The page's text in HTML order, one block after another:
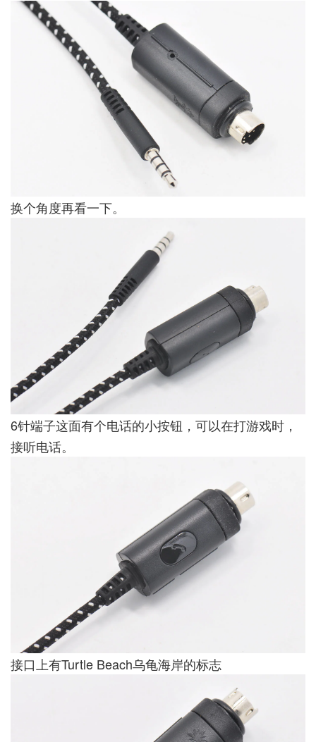
换个角度再看一下。
6针端子这面有个电话的小按钮，可以在打游戏时，
接听电话。
接口上有Turtle Beach乌龟海岸的标志